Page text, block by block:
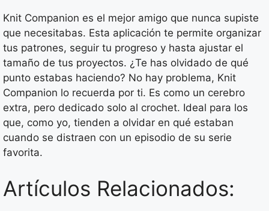
Knit Companion es el mejor amigo que nunca supiste
que necesitabas. Esta aplicación te permite organizar
tus patrones, seguir tu progreso y hasta ajustar el
tamaño de tus proyectos. ¿Te has olvidado de qué
punto estabas haciendo? No hay problema, Knit
Companion lo recuerda por ti. Es como un cerebro
extra, pero dedicado solo al crochet. Ideal para los
que, como yo, tienden a olvidar en qué estaban
cuando se distraen con un episodio de su serie
favorita.
Artículos Relacionados: